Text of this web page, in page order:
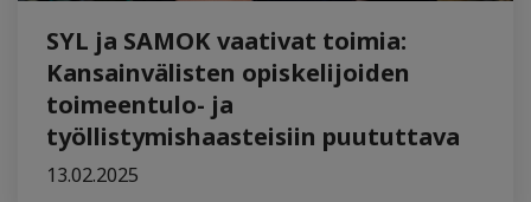
SYL ja SAMOK vaativat toimia:
Kansainvälisten opiskelijoiden
toimeentulo- ja
työllistymishaasteisiin puututtava
13.02.2025